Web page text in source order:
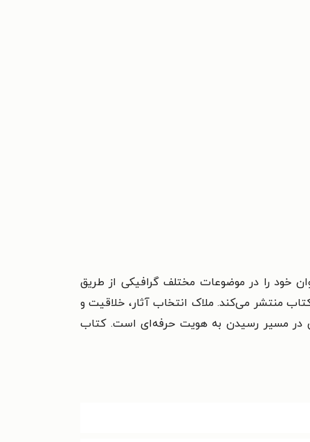
به چاپ رسید. این کتاب هرساله فراخوان خود را در موضوعات مختلف گرافیکی از طریق
منتشر می‌کند. ملاک انتخاب آثار، خلاقیت و
در مسیر رسیدن به هویت حرفه‌ای است. کتاب